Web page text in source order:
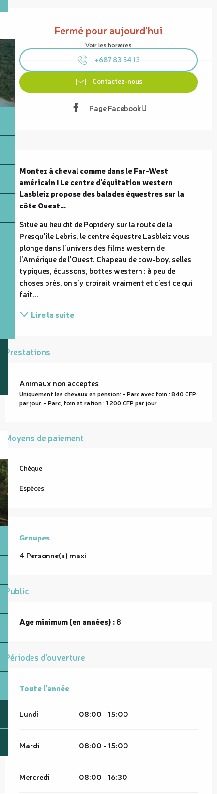
Ouverture et coordonnées
Fermé pour aujourd'hui
Voir les horaires
+687 83 54 13
Contactez-nous
Page Facebook
Montez à cheval comme dans le Far-West
américain ! Le centre d'équitation western
Lasbleiz propose des balades équestres sur la
côte Ouest...
Situé au lieu dit de Popidéry sur la route de la
Presqu'île Lebris, le centre équestre Lasbleiz vous
plonge dans l'univers des films western de
l'Amérique de l'Ouest. Chapeau de cow-boy, selles
typiques, écussons, bottes western : à peu de
choses près, on s'y croirait vraiment et c'est ce qui
fait...
Lire la suite
Prestations
Animaux non acceptés
Uniquement les chevaux en pension: - Parc avec foin : 840 CFP
par jour. - Parc, foin et ration : 1 200 CFP par jour.
Moyens de paiement
Chèque
Espèces
Groupes
Groupes
4 Personne(s) maxi
Public
Age minimum (en années) :8
Périodes d'ouverture
Toute l'année
Toute l'année
Lundi 08:00 - 15:00
Mardi 08:00 - 15:00
Mercredi 08:00 - 16:30